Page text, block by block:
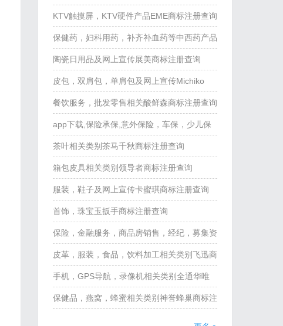
询
KTV触摸屏，KTV硬件产品EME商标注册查询
保健药，妇科用药，补齐补血药等中西药产品
克罗心商标注册查询
陶瓷日用品及网上宣传展美商标注册查询
皮包，双肩包，单肩包及网上宣传Michiko
cat商标注册查询
餐饮服务，批发零售相关酸鲜森商标注册查询
app下载,保险承保,意外保险，车保，少儿保
险，法律服务等深保之家商标注册查询
茶叶相关类别茶马千秋商标注册查询
箱包皮具相关类别领导者商标注册查询
服装，鞋子及网上宣传卡蜜琪商标注册查询
首饰，珠宝玉扳手商标注册查询
保险，金融服务，商品房销售，经纪，募集资
金相关类别远象商标注册查询
皮革，服装，食品，饮料加工相关类别飞迅商
标注册查询
手机，GPS导航，录像机相关类别全通华唯
商标注册查询
保健品，燕窝，蜂蜜相关类别神誉蜂巢商标注